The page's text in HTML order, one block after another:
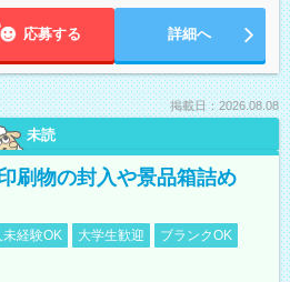
応募する 詳細へ
掲載日：2026.08.08
未読
刷物の封入や景品箱詰め
未経験OK 大学生歓迎
ブランクOK